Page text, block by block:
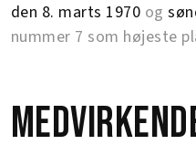
den 8. marts 1970 og
nummer 7 som højeste